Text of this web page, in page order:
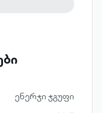
ენერჯი ჯგუფი